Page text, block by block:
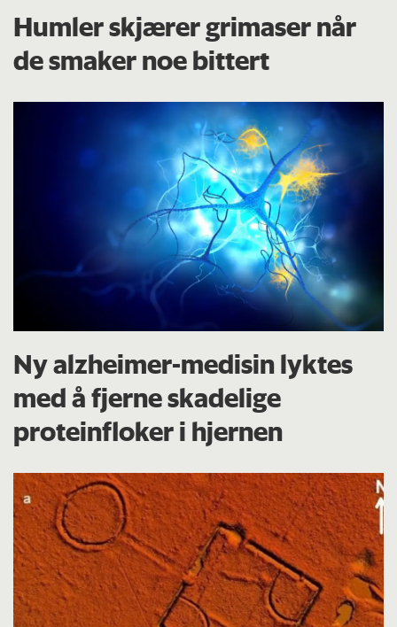
Humler skjærer grimaser når
de smaker noe bittert
Ny alzheimer-medisin lyktes
med å fjerne skadelige
proteinfloker i hjernen